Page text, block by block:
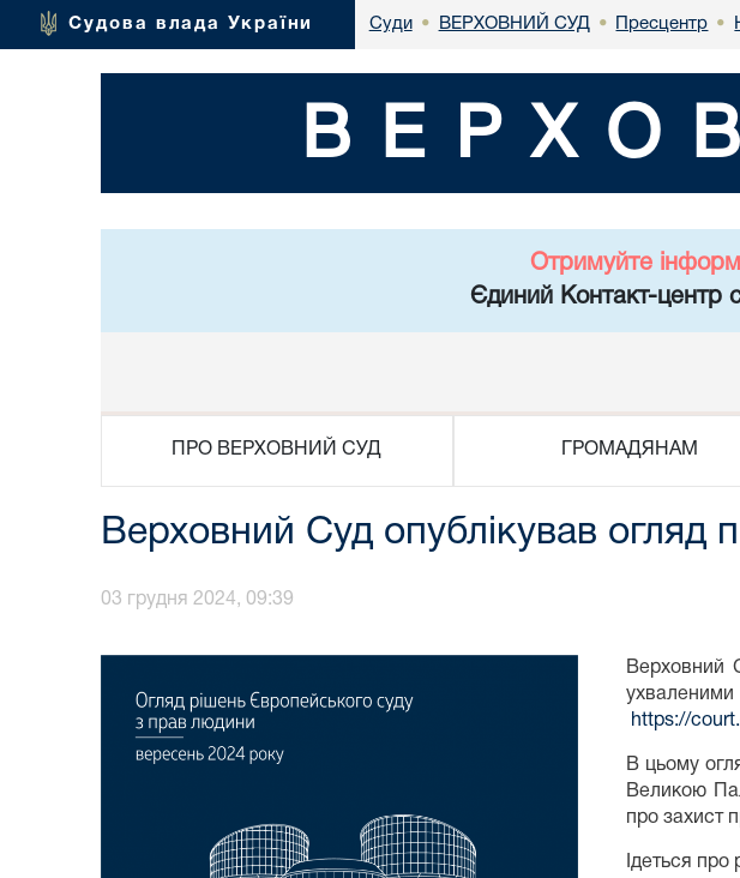
Судова влада України Суди • ВЕРХОВНИЙ СУД • Пресцентр •
Отримуйте
Єдиний Контакт-центр
ПРО ВЕРХОВНИЙ СУД ГРОМАДЯНАМ
Верховний Суд опублікував
03 грудня 2024, 09:39
Верховний
https://
В цьому
Великою
про захист
Ідеться про